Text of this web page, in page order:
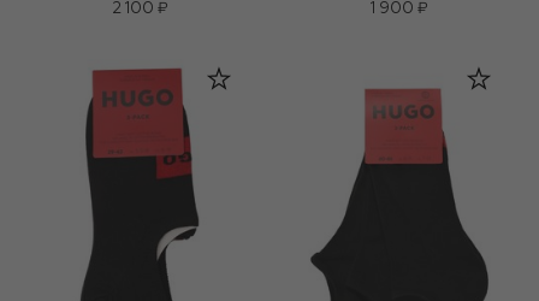
2 100 ₽
1 900 ₽